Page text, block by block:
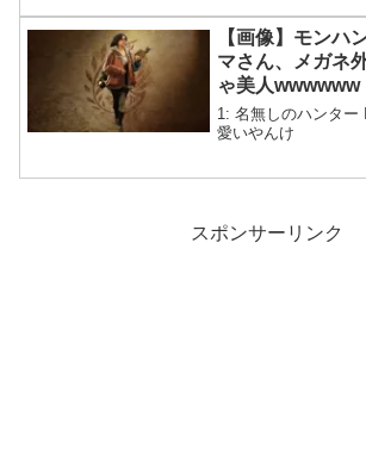
【画像】モンハ
マさん、メガネ
ゃ美人wwwwww
1: 名無しのハンター
愛いやんけ
スポンサーリンク